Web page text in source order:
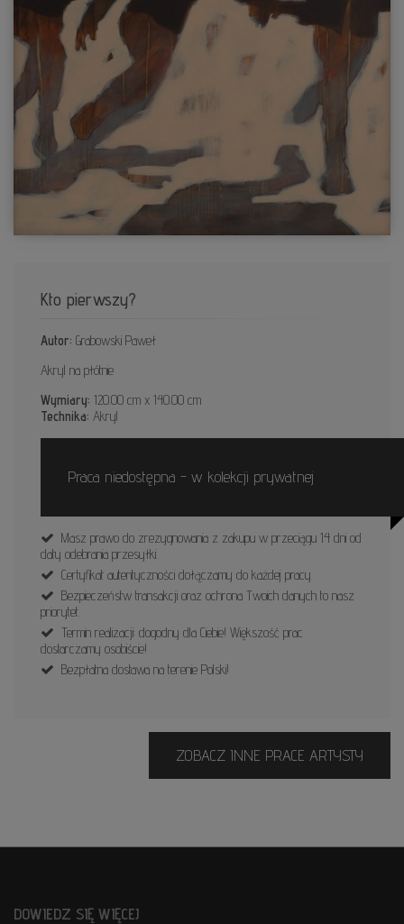
Kto pierwszy?
Autor: Grabowski Paweł
Akryl na płótnie
Wymiary: 120.00 cm x 140.00 cm
Technika: Akryl
Praca niedostępna - w kolekcji prywatnej
Masz prawo do zrezygnowania z zakupu w przeciągu 14 dni od
daty odebrania przesyłki.
Certyfikat autentyczności dołączamy do każdej pracy.
Bezpieczeństw transakcji oraz ochrona Twoich danych to nasz
priorytet.
Termin realizacji: dogodny dla Ciebie! Większość prac
dostarczamy osobiście!
Bezpłatna dostawa na terenie Polski!
ZOBACZ INNE PRACE ARTYSTY
DOWIEDZ SIĘ WIĘCEJ